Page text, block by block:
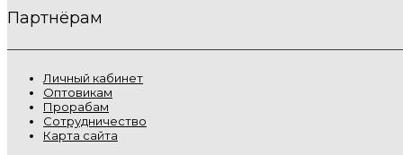
Партнёрам
Личный кабинет
Оптовикам
Прорабам
Сотрудничество
Карта сайта